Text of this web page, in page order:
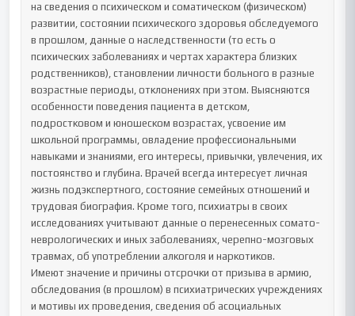
на сведения о психическом и соматическом (физическом)
развитии, состоянии психического здоровья обследуемого
в прошлом, данные о наследственности (то есть о
психических заболеваниях и чертах характера близких
родственников), становлении личности больного в разные
возрастные периоды, отклонениях при этом. Выясняются
особенности поведения пациента в детском,
подростковом и юношеском возрастах, усвоение им
школьной программы, овладение профессиональными
навыками и знаниями, его интересы, привычки, увлечения, их
постоянство и глубина. Врачей всегда интересует личная
жизнь подэкспертного, состояние семейных отношений и
трудовая биография. Кроме того, психиатры в своих
исследованиях учитывают данные о перенесенных сомато-
неврологических и иных заболеваниях, черепно-мозговых
травмах, об употреблении алкоголя и наркотиков.
Имеют значение и причины отсрочки от призыва в армию,
обследования (в прошлом) в психиатрических учреждениях
и мотивы их проведения, сведения об асоциальных